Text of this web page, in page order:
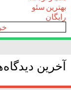
بهترین سئو
رایگان
آخرین